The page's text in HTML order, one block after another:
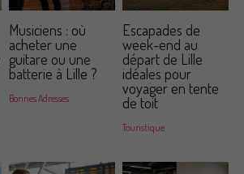
Musiciens : où
acheter une
guitare ou une
batterie à Lille ?
Bonnes Adresses
Escapades de
week-end au
départ de Lille
idéales pour
voyager en tente
de toit
Touristique